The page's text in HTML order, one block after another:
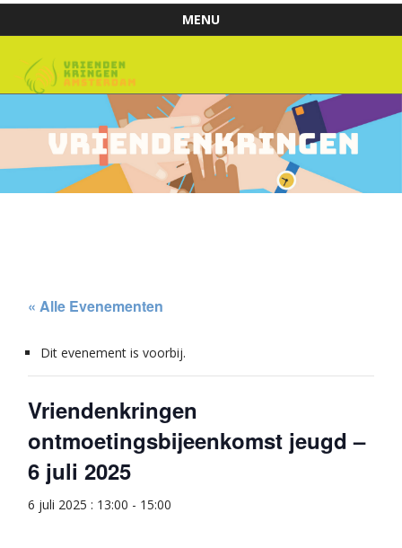
MENU
« Alle Evenementen
Dit evenement is voorbij.
Vriendenkringen
ontmoetingsbijeenkomst jeugd –
6 juli 2025
6 juli 2025 : 13:00 - 15:00